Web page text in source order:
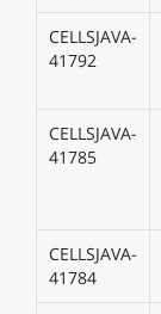
CELLSJAVA-
41792
CELLSJAVA-
41785
CELLSJAVA-
41784